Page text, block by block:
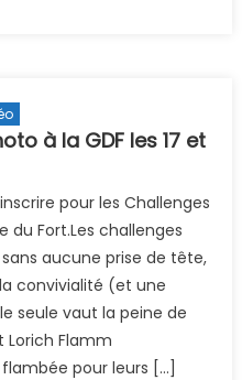
à la GDF les 17 et
pour les Challenges
du Fort.Les challenges
aucune prise de tête,
convivialité (et une
seule vaut la peine de
Lorich Flamm
pour leurs […]